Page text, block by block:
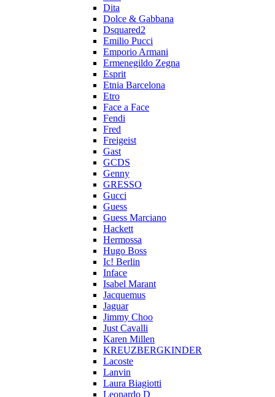
Dita
Dolce & Gabbana
Dsquared2
Emilio Pucci
Emporio Armani
Ermenegildo Zegna
Esprit
Etnia Barcelona
Etro
Face a Face
Fendi
Fred
Freigeist
Gast
GCDS
Genny
GRESSO
Gucci
Guess
Guess Marciano
Hackett
Hermossa
Hugo Boss
Ic! Berlin
Inface
Isabel Marant
Jacquemus
Jaguar
Jimmy Choo
Just Cavalli
Karen Millen
KREUZBERGKINDER
Lacoste
Lanvin
Laura Biagiotti
Leonardo D